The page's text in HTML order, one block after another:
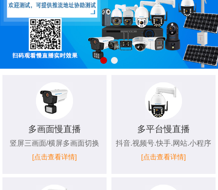
多画面慢直播
竖屏三画面/横屏多画面切换
[点击查看详情]
多平台慢直播
抖音.视频号.快手.网站.小程序
[点击查看详情]